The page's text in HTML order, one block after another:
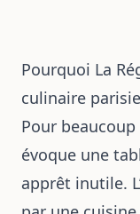
Pourquoi La
culinaire
Pour
évoque une
apprêt inutile.